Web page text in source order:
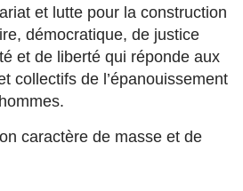
et lutte pour la construction
démocratique, de justice
et de liberté qui réponde aux
collectifs de l’épanouissement
caractère de masse et de